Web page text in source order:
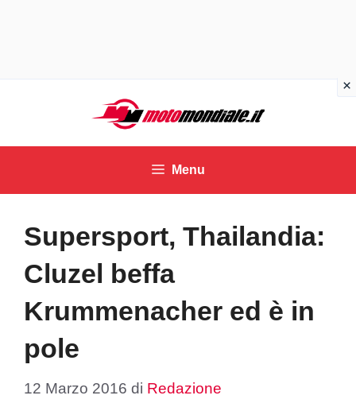
contenuto
Menu
Supersport, Thailandia:
Cluzel beffa
Krummenacher ed è in
pole
12 Marzo 2016 di Redazione